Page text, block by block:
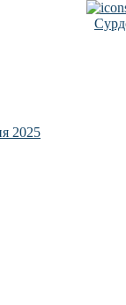
2025